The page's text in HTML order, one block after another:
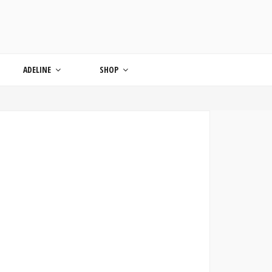
ADELINE SHOP